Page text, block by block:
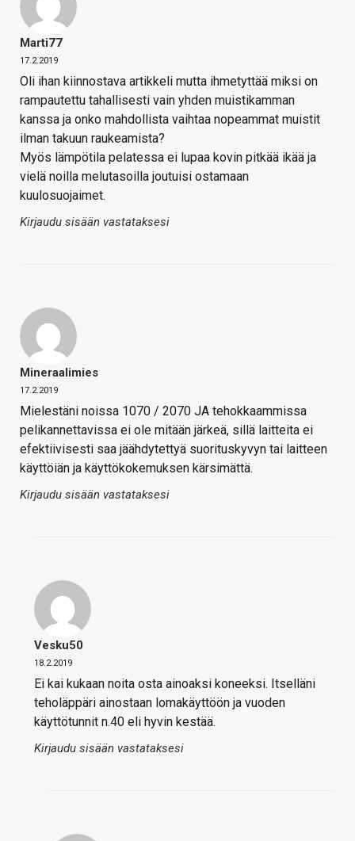
Marti77
17.2.2019
Oli ihan kiinnostava artikkeli mutta ihmetyttää miksi on
rampautettu tahallisesti vain yhden muistikamman
kanssa ja onko mahdollista vaihtaa nopeammat muistit
ilman takuun raukeamista?
Myös lämpötila pelatessa ei lupaa kovin pitkää ikää ja
vielä noilla melutasoilla joutuisi ostamaan
kuulosuojaimet.
Kirjaudu sisään vastataksesi
Mineraalimies
17.2.2019
Mielestäni noissa 1070 / 2070 JA tehokkaammissa
pelikannettavissa ei ole mitään järkeä, sillä laitteita ei
efektiivisesti saa jäähdytettyä suorituskyvyn tai laitteen
käyttöiän ja käyttökokemuksen kärsimättä.
Kirjaudu sisään vastataksesi
Vesku50
18.2.2019
Ei kai kukaan noita osta ainoaksi koneeksi. Itselläni
teholäppäri ainostaan lomakäyttöön ja vuoden
käyttötunnit n.40 eli hyvin kestää.
Kirjaudu sisään vastataksesi